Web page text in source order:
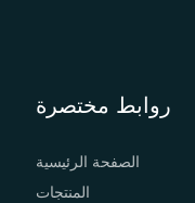
روابط مختصرة
الصفحة الرئيسية
المنتجات